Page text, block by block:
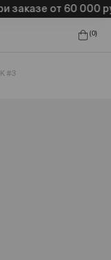
заказе от 60 000
(0)
#3